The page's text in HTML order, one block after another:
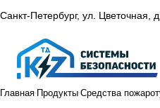
Санкт-Петербург, ул. Цветочная,
Главная Продукты Средства